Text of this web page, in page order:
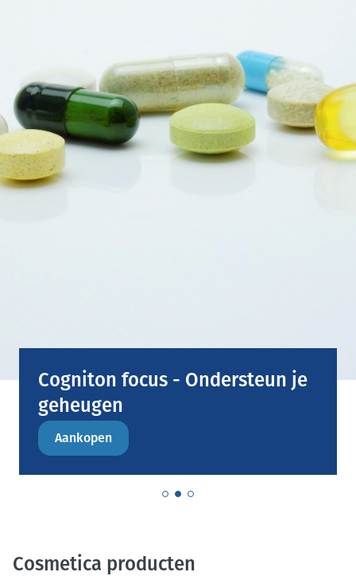
Cogniton focus - Ondersteun je
geheugen
Aankopen
Cosmetica producten